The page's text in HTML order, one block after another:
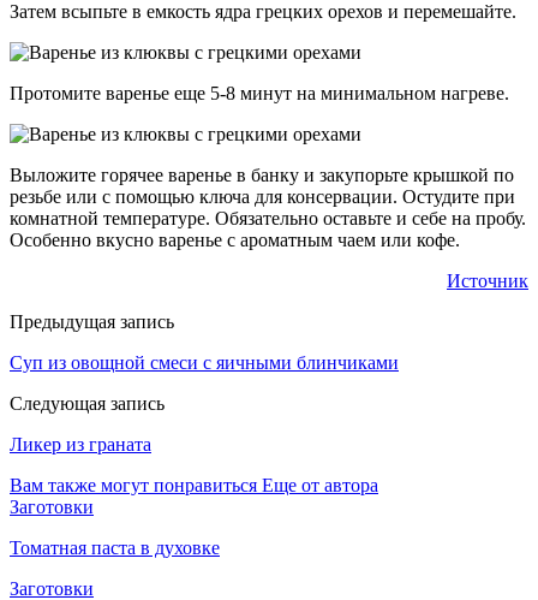
Затем всыпьте в емкость ядра грецких орехов и перемешайте.
Протомите варенье еще 5-8 минут на минимальном нагреве.
Выложите горячее варенье в банку и закупорьте крышкой по
резьбе или с помощью ключа для консервации. Остудите при
комнатной температуре. Обязательно оставьте и себе на пробу.
Особенно вкусно варенье с ароматным чаем или кофе.
Источник
Предыдущая запись
Суп из овощной смеси с яичными блинчиками
Следующая запись
Ликер из граната
Вам также могут понравиться Еще от автора
Заготовки
Томатная паста в духовке
Заготовки